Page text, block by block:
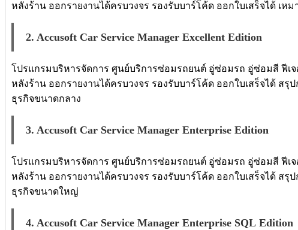
หลังร้าน ออกรายงานได้ครบวงจร รองรับบาร์โค้ด ออกใบเสร็จได้ เห
2. Accusoft Car Service Manager Excellent Edition
โปรแกรมบริหารจัดการ ศูนย์บริการซ่อมรถยนต์ อู่ซ่อมรถ อู่ซ่อมสี ฟีเ
หลังร้าน ออกรายงานได้ครบวงจร รองรับบาร์โค้ด ออกใบเสร็จได้ สรุ
ธุรกิจขนาดกลาง
3. Accusoft Car Service Manager Enterprise Edition
โปรแกรมบริหารจัดการ ศูนย์บริการซ่อมรถยนต์ อู่ซ่อมรถ อู่ซ่อมสี ฟีเ
หลังร้าน ออกรายงานได้ครบวงจร รองรับบาร์โค้ด ออกใบเสร็จได้ สรุ
ธุรกิจขนาดใหญ่
4. Accusoft Car Service Manager Enterprise SQL Edition